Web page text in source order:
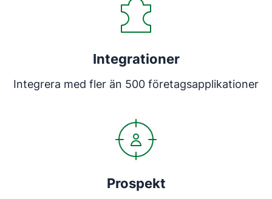
Integrationer
Integrera med fler än 500 företagsapplikationer
Prospekt